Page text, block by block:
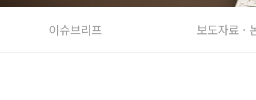
이슈브리프 보도자료 ·